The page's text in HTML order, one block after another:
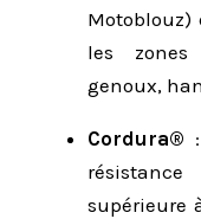
Motoblouz)
les zones
genoux,
Cordura®
supérieure